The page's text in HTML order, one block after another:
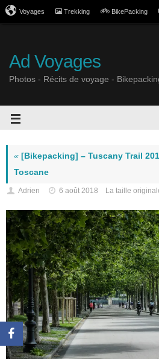
Voyages Trekking BikePacking
Ad Voyages
Photos - Récits de voyage -
« [Bikepacking] – Tuscany Trail
Toscane
Adrien 6 août 2018 La taille